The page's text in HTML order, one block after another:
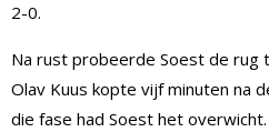
2-0.
Na rust probeerde Soest de rug
Olav Kuus kopte vijf minuten na
die fase had Soest het